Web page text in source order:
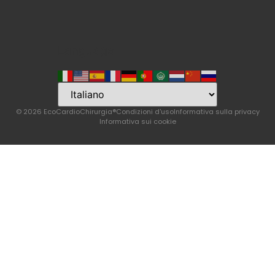
© 2026 EcoCardioChirurgia®Condizioni d'usoInformativa sulla privacy
Informativa sui cookie